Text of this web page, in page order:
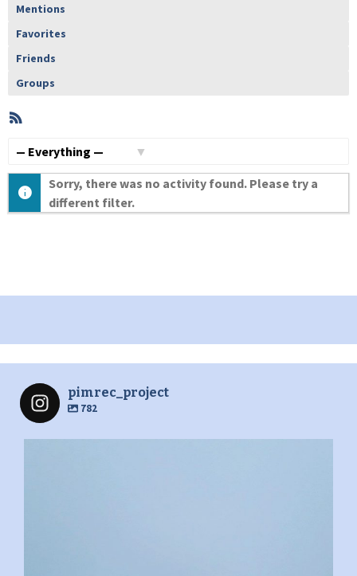
Mentions
Favorites
Friends
Groups
Member
Activities
Sorry, there was no activity found. Please try a
different filter.
pimrec_project
782